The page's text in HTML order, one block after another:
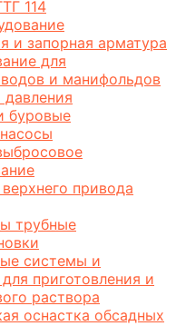
114
и запорная арматура
для
и манифольдов
буровые
привода
трубные
системы и
приготовления и
раствора
оснастка обсадных